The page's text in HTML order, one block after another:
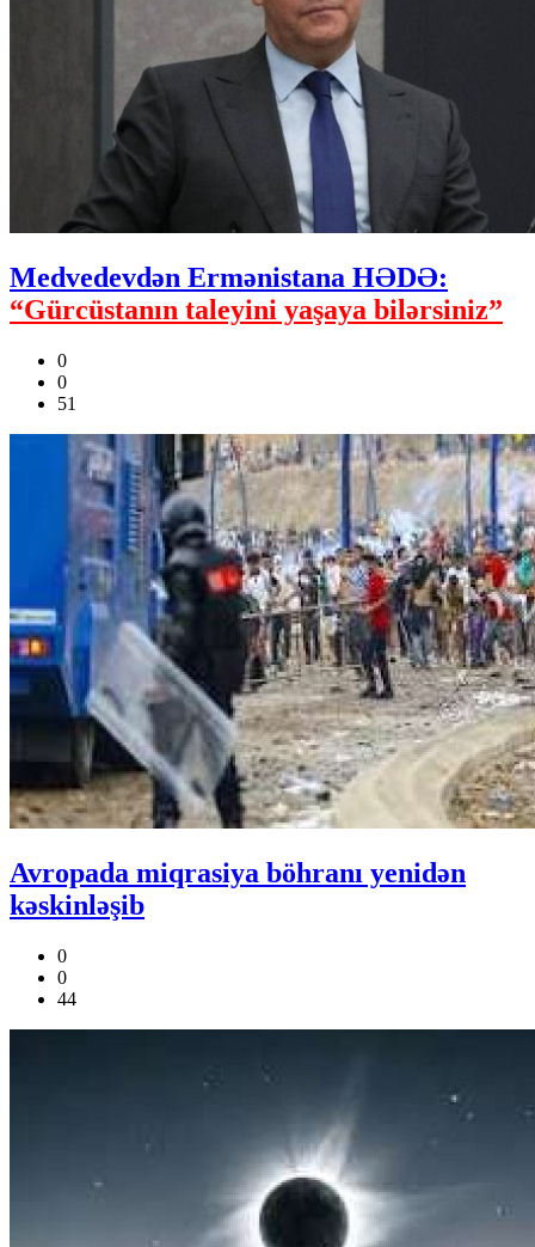
Medvedevdən Ermənistana HƏDƏ:
“Gürcüstanın taleyini yaşaya bilərsiniz”
0
0
51
Avropada miqrasiya böhranı yenidən
kəskinləşib
0
0
44